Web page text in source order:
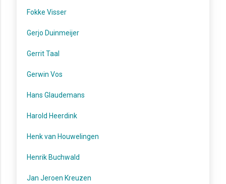
Fokke Visser
Gerjo Duinmeijer
Gerrit Taal
Gerwin Vos
Hans Glaudemans
Harold Heerdink
Henk van Houwelingen
Henrik Buchwald
Jan Jeroen Kreuzen